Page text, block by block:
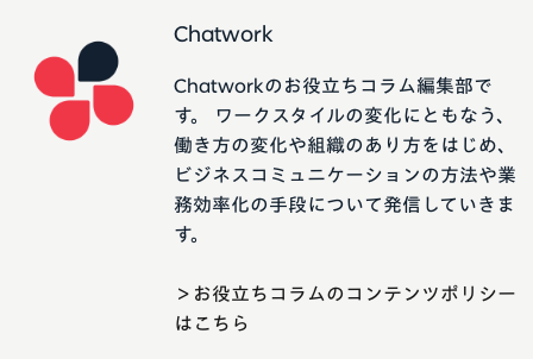
Chatwork
Chatworkのお役立ちコラム編集部で
す。 ワークスタイルの変化にともなう、
働き方の変化や組織のあり方をはじめ、
ビジネスコミュニケーションの方法や業
務効率化の手段について発信していきま
す。
＞お役立ちコラムのコンテンツポリシー
はこちら